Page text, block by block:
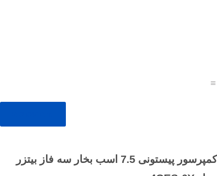
کمپرسور پیستونی 7.5 اسب بخار سه فاز بیتزر